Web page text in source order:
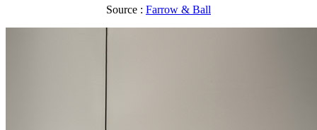
Source : Farrow & Ball